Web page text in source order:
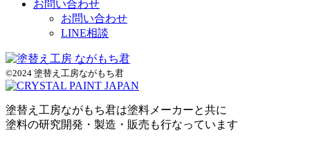
お問い合わせ
お問い合わせ
LINE相談
©2024 塗替え工房ながもち君
塗替え工房ながもち君は塗料メーカーと共に
塗料の研究開発・製造・販売も行なっています